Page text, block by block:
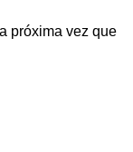
próxima vez que